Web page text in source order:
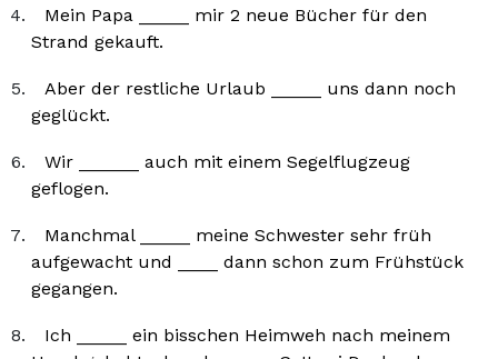
Mein Papa _____ mir 2 neue Bücher für den
Strand gekauft.
Aber der restliche Urlaub _____ uns dann noch
geglückt.
Wir ______ auch mit einem Segelflugzeug
geflogen.
Manchmal _____ meine Schwester sehr früh
aufgewacht und ____ dann schon zum Frühstück
gegangen.
Ich _____ ein bisschen Heimweh nach meinem